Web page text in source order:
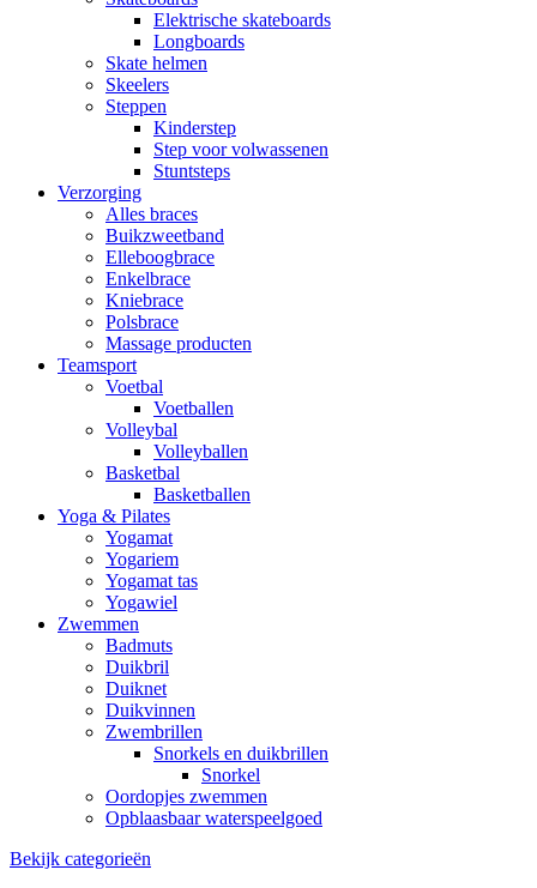
Elektrische skateboards
Longboards
Skate helmen
Skeelers
Steppen
Kinderstep
Step voor volwassenen
Stuntsteps
Verzorging
Alles braces
Buikzweetband
Elleboogbrace
Enkelbrace
Kniebrace
Polsbrace
Massage producten
Teamsport
Voetbal
Voetballen
Volleybal
Volleyballen
Basketbal
Basketballen
Yoga & Pilates
Yogamat
Yogariem
Yogamat tas
Yogawiel
Zwemmen
Badmuts
Duikbril
Duiknet
Duikvinnen
Zwembrillen
Snorkels en duikbrillen
Snorkel
Oordopjes zwemmen
Opblaasbaar waterspeelgoed
Bekijk categorieën